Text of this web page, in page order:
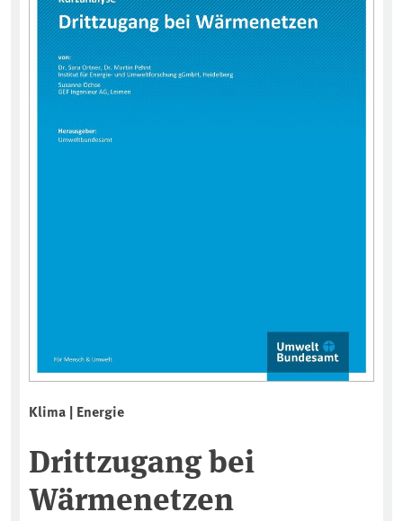
Klima | Energie
Drittzugang bei
Wärmenetzen